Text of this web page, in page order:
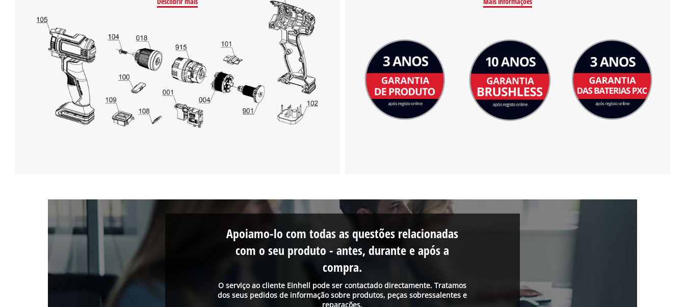
O serviço ao cliente Einhell pode ser contactado directamente. Tratamos
dos seus pedidos de informação sobre produtos, peças sobressalentes e
reparações.
Apoiamo-lo com todas as questões relacionadas
com o seu produto - antes, durante e após a
compra.